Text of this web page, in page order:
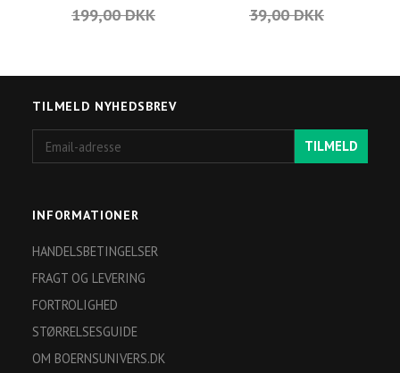
199,00 DKK
39,00 DKK
TILMELD NYHEDSBREV
adresse
TILMELD
INFORMATIONER
HANDELSBETINGELSER
FRAGT OG LEVERING
FORTROLIGHED
STØRRELSESGUIDE
OM BOERNSUNIVERS.DK